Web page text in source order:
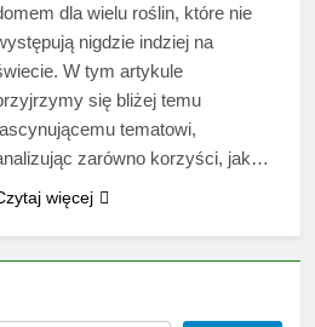
dla wielu roślin, które nie
nigdzie indziej na
W tym artykule
się bliżej temu
tematowi,
zarówno korzyści, jak…
więcej